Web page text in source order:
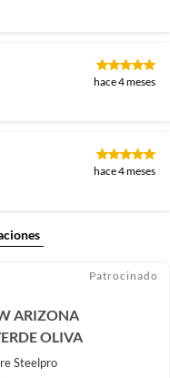
hace 4 meses
hace 4 meses
ARIZONA
OLIVA
Steelpro
Patrocinado